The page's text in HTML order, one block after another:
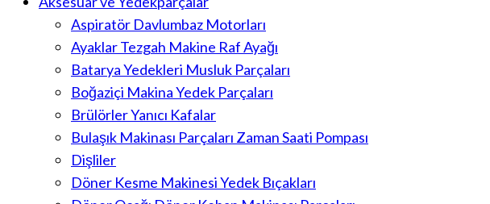
Aspiratör Davlumbaz Motorları
Ayaklar Tezgah Makine Raf Ayağı
Batarya Yedekleri Musluk Parçaları
Boğaziçi Makina Yedek Parçaları
Brülörler Yanıcı Kafalar
Bulaşık Makinası Parçaları Zaman Saati Pompası
Dişliler
Döner Kesme Makinesi Yedek Bıçakları